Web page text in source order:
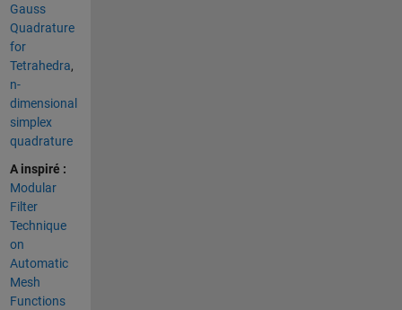
Gauss
Quadrature
for
Tetrahedra,
n-
dimensional
simplex
quadrature
A inspiré :
Modular
Filter
Technique
on
Automatic
Mesh
Functions